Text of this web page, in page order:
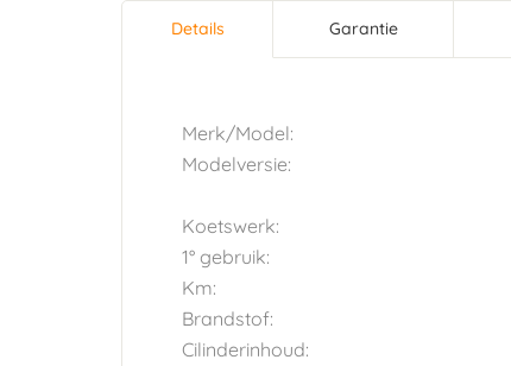
Horizontal tab group
Details
tabblad)
Garantie
Merk/Model:
Modelversie:
Koetswerk:
1° gebruik:
Km:
Brandstof:
Cilinderinhoud: